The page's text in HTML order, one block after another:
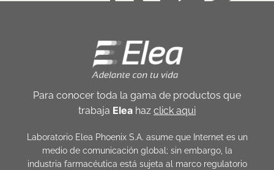
Para conocer toda la gama de productos que
trabaja Elea haz click aqui
Laboratorio Elea Phoenix S.A. asume que Internet es un
medio de comunicación global; sin embargo, la
industria farmacéutica está sujeta al marco regulatorio